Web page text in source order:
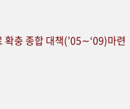
충 종합 대책(’05∼‘09)마련